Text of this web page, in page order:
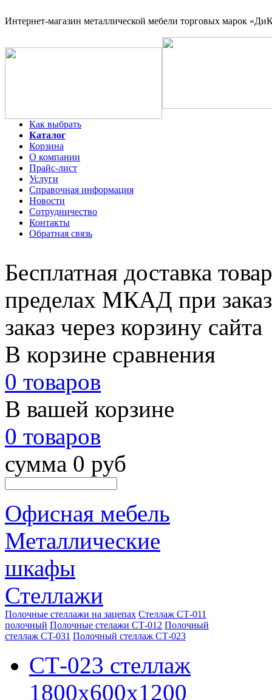
Интернет-магазин металлической мебели торговых марок
Как выбрать
Каталог
Корзина
О компании
Прайс-лист
Услуги
Справочная информация
Новости
Сотрудничество
Контакты
Обратная связь
Бесплатная доставка
пределах МКАД при
заказ через корзину сайта
В корзине сравнения
0 товаров
В вашей корзине
0 товаров
сумма 0 руб
Офисная мебель
Металлические
шкафы
Стеллажи
Полочные стеллажи на зацепах Стеллаж СТ-011
полочный Полочные стелажи СТ-012 Полочный
стеллаж CT-031 Полочный стеллаж СТ-023
СТ-023 стеллаж
1800х600х1200